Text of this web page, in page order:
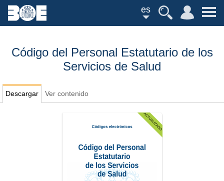
es
Código del Personal Estatutario de los
Servicios de Salud
Descargar Ver contenido